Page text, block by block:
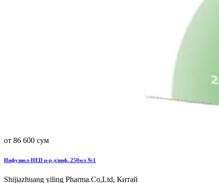
от 86 600 сум
Инфузиол-HED р-р д/инф. 250мл №1
Shijiazhuang yiling Pharma.Co,Ltd, Китай